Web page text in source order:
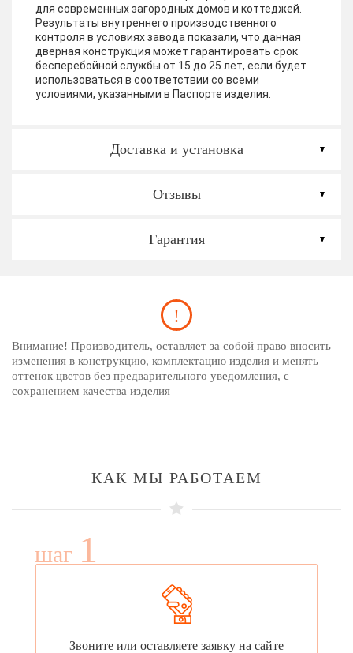
для современных загородных домов и коттеджей.
Результаты внутреннего производственного
контроля в условиях завода показали, что данная
дверная конструкция может гарантировать срок
бесперебойной службы от 15 до 25 лет, если будет
использоваться в соответствии со всеми
условиями, указанными в Паспорте изделия.
Доставка и установка
Отзывы
Гарантия
Внимание! Производитель, оставляет за собой право вносить
изменения в конструкцию, комплектацию изделия и менять
оттенок цветов без предварительного уведомления, с
сохранением качества изделия
КАК МЫ РАБОТАЕМ
шаг 1
Звоните или оставляете заявку на сайте